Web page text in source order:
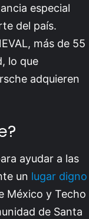
especial
del país.
más de 55
lo que
adquieren
ayudar a las
un lugar digno
México y Techo
de Santa